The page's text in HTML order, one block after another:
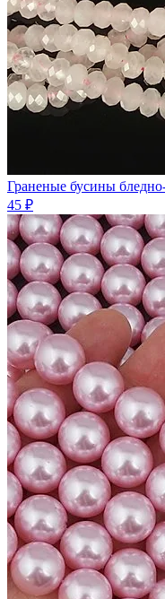
Граненые бусины
45 ₽